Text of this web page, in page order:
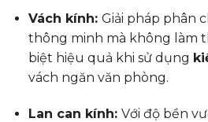
Vách kính: Giải pháp phân
thông minh mà không làm
biệt hiệu quả khi sử dụng
vách ngăn văn phòng.
Lan can kính: Với độ bền